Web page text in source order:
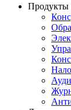
Продукты